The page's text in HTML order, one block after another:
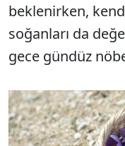
beklenirken,
soğanları da
gece gündüz